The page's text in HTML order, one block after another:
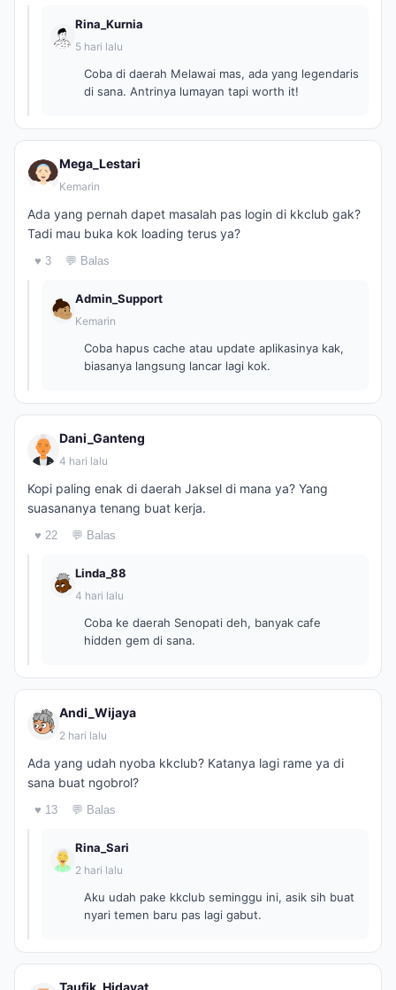
Rina_Kurnia
5 hari lalu
Coba di daerah Melawai mas, ada yang legendaris
di sana. Antrinya lumayan tapi worth it!
Mega_Lestari
Kemarin
Ada yang pernah dapet masalah pas login di kkclub gak?
Tadi mau buka kok loading terus ya?
♥ 3 💬 Balas
Admin_Support
Kemarin
Coba hapus cache atau update aplikasinya kak,
biasanya langsung lancar lagi kok.
Dani_Ganteng
4 hari lalu
Kopi paling enak di daerah Jaksel di mana ya? Yang
suasananya tenang buat kerja.
♥ 22 💬 Balas
Linda_88
4 hari lalu
Coba ke daerah Senopati deh, banyak cafe
hidden gem di sana.
Andi_Wijaya
2 hari lalu
Ada yang udah nyoba kkclub? Katanya lagi rame ya di
sana buat ngobrol?
♥ 13 💬 Balas
Rina_Sari
2 hari lalu
Aku udah pake kkclub seminggu ini, asik sih buat
nyari temen baru pas lagi gabut.
Taufik_Hidayat